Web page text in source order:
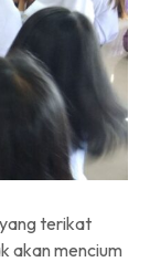
terikat
akan mencium